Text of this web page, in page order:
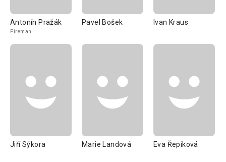
Antonín Pražák
Fireman
Pavel Bošek Ivan Kraus
Jiří Sýkora Marie Landová Eva Řepíková